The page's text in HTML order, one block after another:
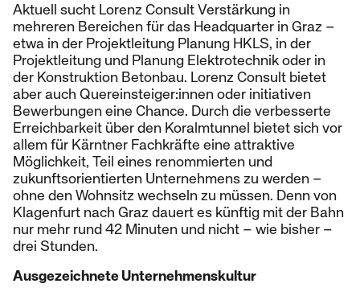
Aktuell sucht Lorenz Consult Verstärkung in
mehreren Bereichen für das Headquarter in Graz –
etwa in der Projektleitung Planung HKLS, in der
Projektleitung und Planung Elektrotechnik oder in
der Konstruktion Betonbau. Lorenz Consult bietet
aber auch Quereinsteiger:innen oder initiativen
Bewerbungen eine Chance. Durch die verbesserte
Erreichbarkeit über den Koralmtunnel bietet sich vor
allem für Kärntner Fachkräfte eine attraktive
Möglichkeit, Teil eines renommierten und
zukunftsorientierten Unternehmens zu werden –
ohne den Wohnsitz wechseln zu müssen. Denn von
Klagenfurt nach Graz dauert es künftig mit der Bahn
nur mehr rund 42 Minuten und nicht – wie bisher –
drei Stunden.
Ausgezeichnete Unternehmenskultur